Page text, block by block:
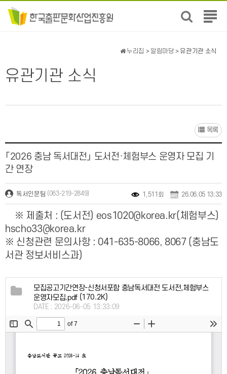
전
뉴
유관기관 소식
누리집 > 알림마당 > 유관기관 소식
목록
「2026 충남 독서대전」 도서전·체험부스 운영자 모집 기
간 연장
독서인문팀 (063-219-2849) 1,511회 26.06.05 13:33
※ 제출처 : (도서전) eos1020@korea.kr(체험부스)
hscho33@korea.kr
※ 신청관련 문의사항 : 041-635-8066, 8067 (충남도
서관 정보서비스과)
모집공고기간연장-신청서포함 충남독서대전 도서전,체험부스
운영자모집.pdf(170.2K)
DATE : 2026-06-05 13:33:09